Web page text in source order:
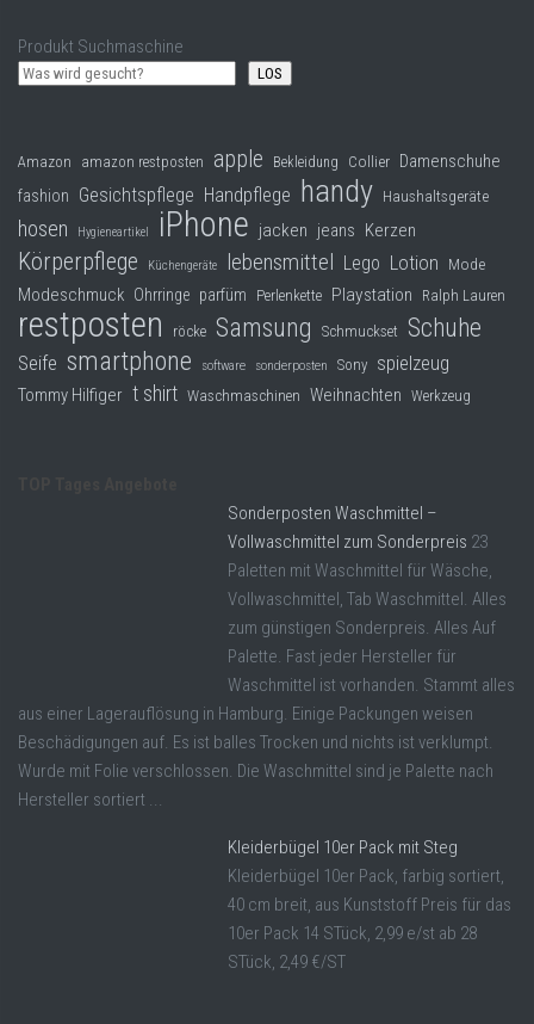
Produkt Suchmaschine
LOS
Amazon amazon restposten apple Bekleidung Collier Damenschuhe
fashion Gesichtspflege Handpflege handy Haushaltsgeräte
hosen Hygieneartikel iPhone jacken jeans Kerzen
Körperpflege Küchengeräte lebensmittel Lego Lotion Mode
Modeschmuck Ohrringe parfüm Perlenkette Playstation Ralph Lauren
restposten röcke Samsung Schmuckset Schuhe
Seife smartphone software sonderposten Sony spielzeug
Tommy Hilfiger t shirt Waschmaschinen Weihnachten Werkzeug
Sonderposten Waschmittel –
Vollwaschmittel zum Sonderpreis 23
Paletten mit Waschmittel für Wäsche,
Vollwaschmittel, Tab Waschmittel. Alles
zum günstigen Sonderpreis. Alles Auf
Palette. Fast jeder Hersteller für
Waschmittel ist vorhanden. Stammt alles
aus einer Lagerauflösung in Hamburg. Einige Packungen weisen
Beschädigungen auf. Es ist balles Trocken und nichts ist verklumpt.
Wurde mit Folie verschlossen. Die Waschmittel sind je Palette nach
Hersteller sortiert ...
Kleiderbügel 10er Pack mit Steg
Kleiderbügel 10er Pack, farbig sortiert,
40 cm breit, aus Kunststoff Preis für das
10er Pack 14 STück, 2,99 e/st ab 28
STück, 2,49 €/ST